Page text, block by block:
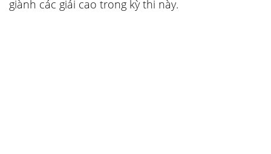
giành các giải cao trong kỳ thi này.